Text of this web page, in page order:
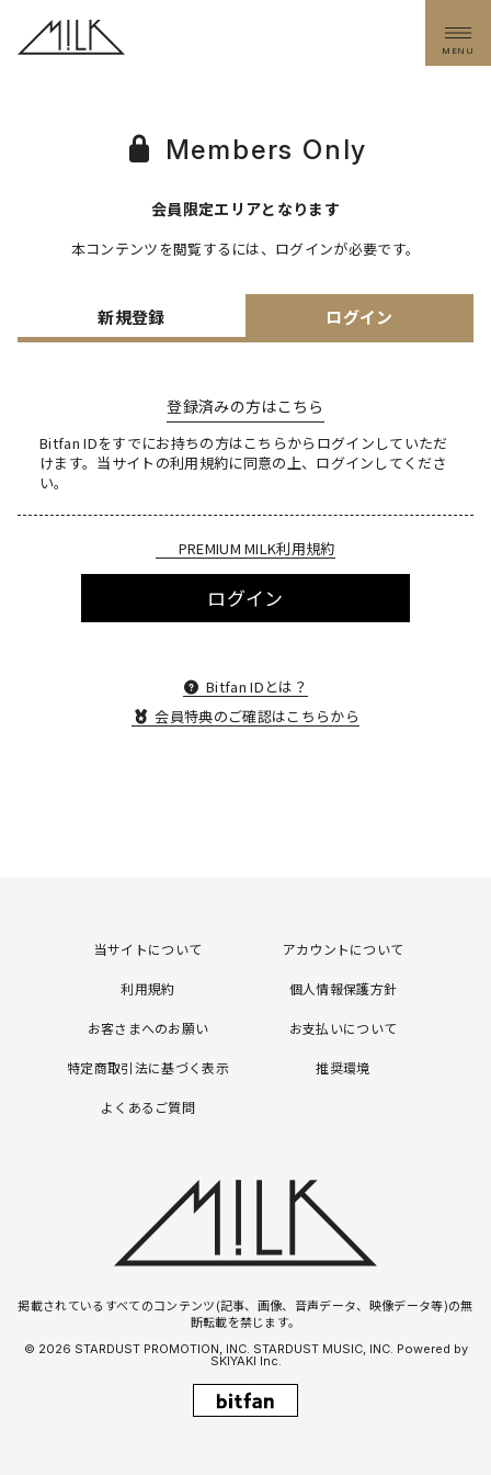
MENU
Members Only
会員限定エリアとなります
本コンテンツを閲覧するには、ログインが必要です。
新規登録 ログイン
登録済みの方はこちら
Bitfan IDをすでにお持ちの方はこちらからログインしていただ
けます。 当サイトの利用規約に同意の上、ログインしてくださ
い。
PREMIUM MILK利用規約
ログイン
Bitfan IDとは？
会員特典のご確認はこちらから
当サイトについて アカウントについて
利用規約 個人情報保護方針
お客さまへのお願い お支払いについて
特定商取引法に基づく表示 推奨環境
よくあるご質問
掲載されているすべてのコンテンツ(記事、画像、音声データ、映像データ等)の無
断転載を禁じます。
© 2026 STARDUST PROMOTION, INC. STARDUST MUSIC, INC. Powered by
SKIYAKI Inc.